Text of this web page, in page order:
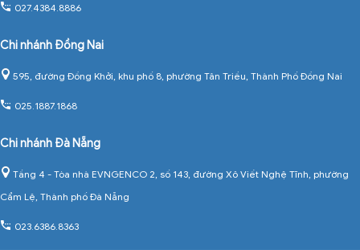
027.4384.8886
Chi nhánh Đồng Nai
595, đường Đồng Khởi, khu phố 8, phường Tân Triều, Thành Phố Đồng Nai
025.1887.1868
Chi nhánh Đà Nẵng
Tầng 4 - Tòa nhà EVNGENCO 2, số 143, đường Xô Viết Nghệ Tĩnh, phường
Cẩm Lệ, Thành phố Đà Nẵng
023.6386.8363